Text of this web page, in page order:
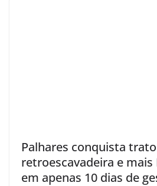
Palhares conquista
retroescavadeira e mais
em apenas 10 dias de